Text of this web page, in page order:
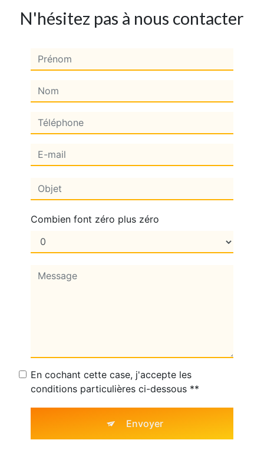
N'hésitez pas à nous contacter
Combien font zéro plus zéro
En cochant cette case, j'accepte les
conditions particulières ci-dessous **
Envoyer